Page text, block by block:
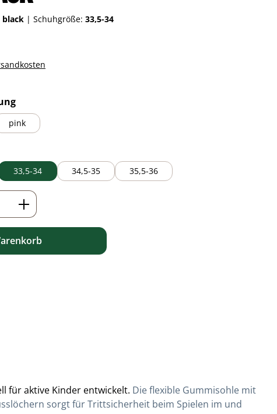
black | Schuhgröße: 33,5-34
auswählen
pink
33,5-34 34,5-35 35,5-36
den gewünschten Wert ein oder
für aktive Kinder entwickelt. Die flexible Gummisohle mit
sorgt für Trittsicherheit beim Spielen im und